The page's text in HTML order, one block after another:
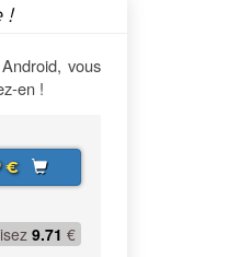
!
vous
en !
€
9.71 €